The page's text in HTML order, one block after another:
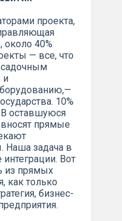
проекта,
около 40%
— все, что
и
10%
В оставшуюся
прямые
Наша задача в
Вот
из прямых
как только
бизнес-